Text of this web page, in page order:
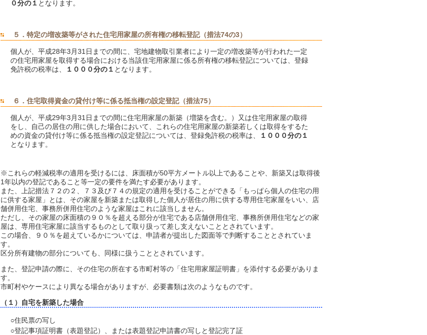
０分の１ となります。
５．特定の増改築等がされた住宅用家屋の所有権の移転登記（措法74の3）
個人が、平成28年3月31日までの間に、宅地建物取引業者により一定の増改築等が行われた一定
の住宅用家屋を取得する場合における当該住宅用家屋に係る所有権の移転登記については、登録
免許税の税率は、
１０００分の１ となります。
６．住宅取得資金の貸付け等に係る抵当権の設定登記（措法75）
個人が、平成29年3月31日までの間に住宅用家屋の新築（増築を含む。）又は住宅用家屋の取得
をし、自己の居住の用に供した場合において、これらの住宅用家屋の新築若しくは取得をするた
めの資金の貸付け等に係る抵当権の設定登記については、登録免許税の税率は、
１０００分の１
となります。
※これらの軽減税率の適用を受けるには、床面積が50平方メートル以上であることや、新築又は取得後
1年以内の登記であること等一定の要件を満たす必要があります。
また、上記措法７２の２、７３及び７４の規定の適用を受けることができる「もっぱら個人の住宅の用
に供する家屋」とは、その家屋を新築または取得した個人が居住の用に供する専用住宅家屋をいい、店
舗併用住宅、事務所併用住宅のような家屋はこれに該当しません。
ただし、その家屋の床面積の９０％を超える部分が住宅である店舗併用住宅、事務所併用住宅などの家
屋は、専用住宅家屋に該当するものとして取り扱って差し支えないこととされています。
この場合、９０％を超えているかについては、申請者が提出した図面等で判断することとされていま
す。
区分所有建物の部分についても、同様に扱うこととされています。
また、登記申請の際に、その住宅の所在する市町村等の「住宅用家屋証明書」を添付する必要がありま
す。
市町村やケースにより異なる場合がありますが、必要書類は次のようなものです。
（１）自宅を新築した場合
○住民票の写し
○登記事項証明書（表題登記）、または表題登記申請書の写しと登記完了証